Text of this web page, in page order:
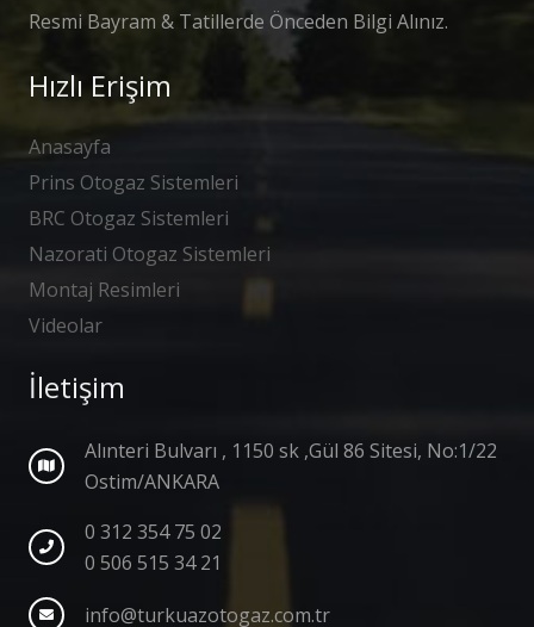
Resmi Bayram & Tatillerde Önceden Bilgi Alınız.
Hızlı Erişim
Anasayfa
Prins Otogaz Sistemleri
BRC Otogaz Sistemleri
Nazorati Otogaz Sistemleri
Montaj Resimleri
Videolar
İletişim
Alınteri Bulvarı , 1150 sk ,Gül 86 Sitesi, No:1/22
Ostim/ANKARA
0 312 354 75 02
0 506 515 34 21
info@turkuazotogaz.com.tr